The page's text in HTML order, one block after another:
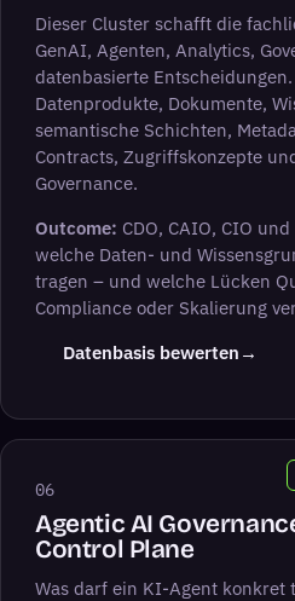
Dieser Cluster schafft die
GenAI, Agenten, Analytics,
datenbasierte
Datenprodukte, Dokumente,
semantische Schichten,
Contracts, Zugriffskonzepte
Governance.
Outcome: CDO, CAIO, CIO
welche Daten- und
tragen – und welche Lücken
Compliance oder Skalierung
Datenbasis bewerten →
06
Agentic AI
Control Plane
Was darf ein KI-Agent